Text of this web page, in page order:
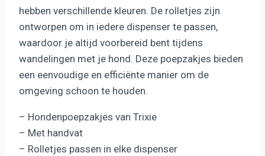
hebben verschillende kleuren. De rolletjes zijn
ontworpen om in iedere dispenser te passen,
waardoor je altijd voorbereid bent tijdens
wandelingen met je hond. Deze poepzakjes bieden
een eenvoudige en efficiënte manier om de
omgeving schoon te houden.
– Hondenpoepzakjes van Trixie
– Met handvat
– Rolletjes passen in elke dispenser